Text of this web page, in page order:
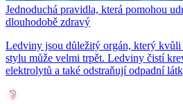
Jednoduchá pravidla, která pomohou
dlouhodobě zdravý
Ledviny jsou důležitý orgán, který
stylu může velmi trpět. Ledviny čistí
elektrolytů a také odstraňují odpadní